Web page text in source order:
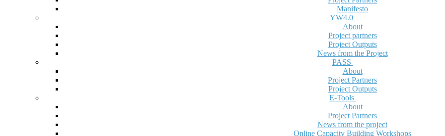
Manifesto
YW4.0
About
Project partners
Project Outputs
News from the Project
PASS
About
Project Partners
Project Outputs
E-Tools
About
Project Partners
News from the project
Online Capacity Building Workshops